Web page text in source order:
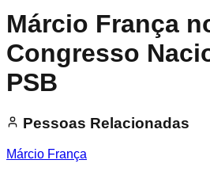
Márcio França
Congresso
PSB
Pessoas Relacionadas
Márcio França